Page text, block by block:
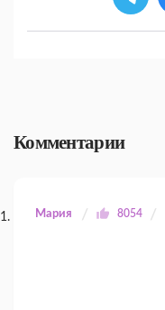
Комментарии
Мария 8054